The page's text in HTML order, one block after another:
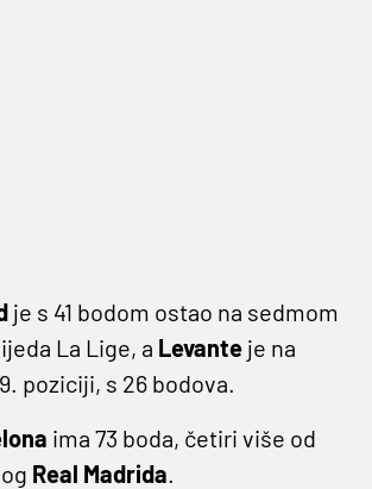
je s 41 bodom ostao na sedmom
La Lige, a Levante je na
poziciji, s 26 bodova.
ima 73 boda, četiri više od
Real Madrida.